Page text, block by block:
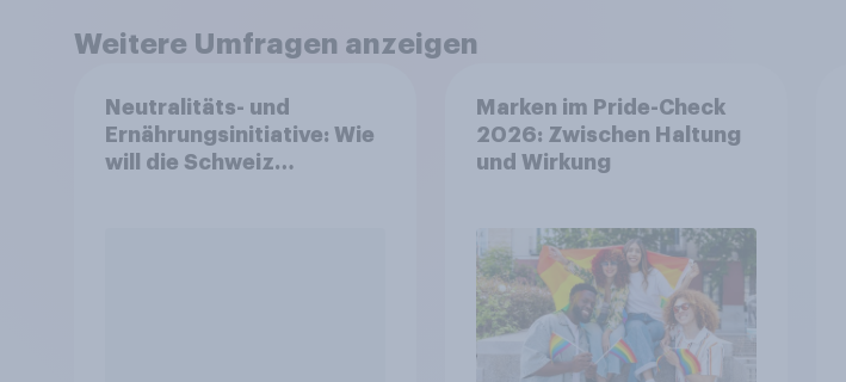
Weitere Umfragen anzeigen
Neutralitäts- und
Ernährungsinitiative: Wie
will die Schweiz
Marken im Pride-Check
2026: Zwischen Haltung
und Wirkung